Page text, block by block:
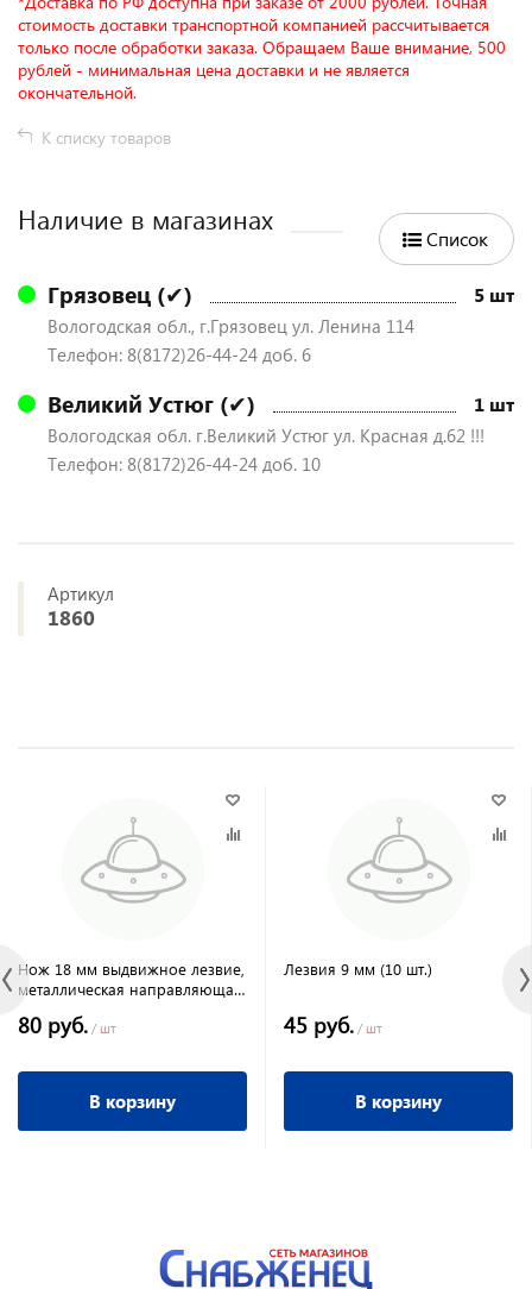
стоимость доставки транспортной компанией рассчитывается
только после обработки заказа. Обращаем Ваше внимание, 500
рублей - минимальная цена доставки и не является
окончательной.
К списку товаров
Наличие в магазинах
Список
Грязовец (✔) 5 шт
Вологодская обл., г.Грязовец ул. Ленина 114
Телефон: 8(8172)26-44-24 доб. 6
Великий Устюг (✔) 1 шт
Вологодская обл. г.Великий Устюг ул. Красная д.62 !!!
Телефон: 8(8172)26-44-24 доб. 10
Артикул
1860
Нож 18 мм выдвижное лезвие,
металлическая направляющая
80 руб. / шт
В корзину
Лезвия 9 мм (10 шт.)
45 руб. / шт
В корзину